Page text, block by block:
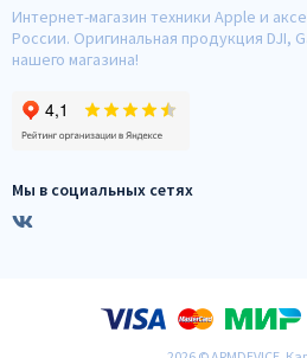
Интернет-магазин техники Apple и
России. Оригинальная продукция DJI,
нашего магазина!
Мы в социальных сетях